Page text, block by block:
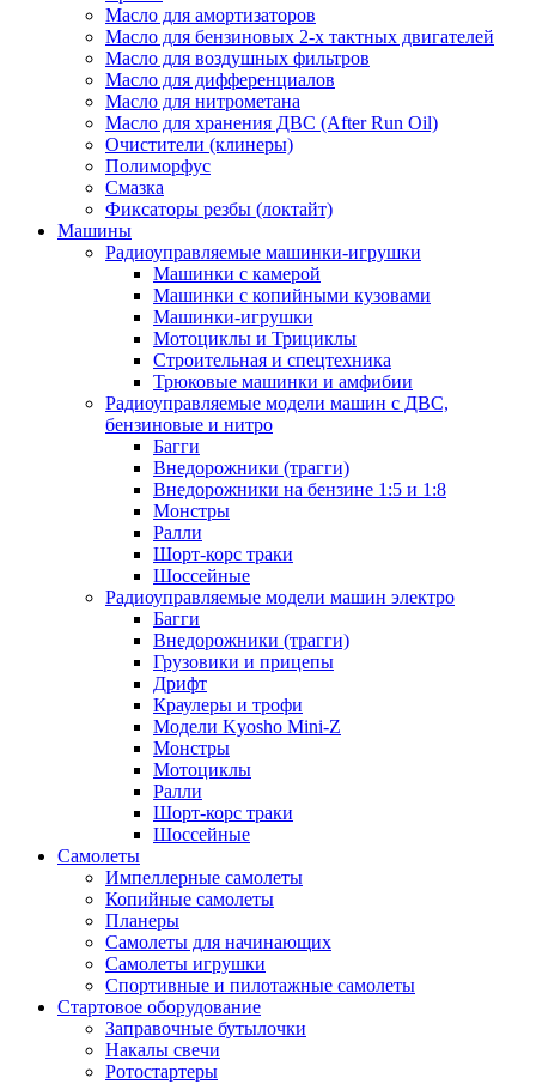
Масло для амортизаторов
Масло для бензиновых 2-х тактных двигателей
Масло для воздушных фильтров
Масло для дифференциалов
Масло для нитрометана
Масло для хранения ДВС (After Run Oil)
Очистители (клинеры)
Полиморфус
Смазка
Фиксаторы резбы (локтайт)
Машины
Радиоуправляемые машинки-игрушки
Машинки с камерой
Машинки с копийными кузовами
Машинки-игрушки
Мотоциклы и Трициклы
Строительная и спецтехника
Трюковые машинки и амфибии
Радиоуправляемые модели машин с ДВС,
бензиновые и нитро
Багги
Внедорожники (трагги)
Внедорожники на бензине 1:5 и 1:8
Монстры
Ралли
Шорт-корс траки
Шоссейные
Радиоуправляемые модели машин электро
Багги
Внедорожники (трагги)
Грузовики и прицепы
Дрифт
Краулеры и трофи
Модели Kyosho Mini-Z
Монстры
Мотоциклы
Ралли
Шорт-корс траки
Шоссейные
Самолеты
Импеллерные самолеты
Копийные самолеты
Планеры
Самолеты для начинающих
Самолеты игрушки
Спортивные и пилотажные самолеты
Стартовое оборудование
Заправочные бутылочки
Накалы свечи
Ротостартеры